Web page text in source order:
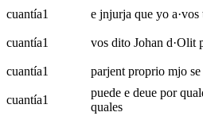
cuantía1 e jnjurja que yo a·vos
cuantía1 vos dito Johan d·Olit
cuantía1 parjent proprio mjo
cuantía1
puede e deue por
quales